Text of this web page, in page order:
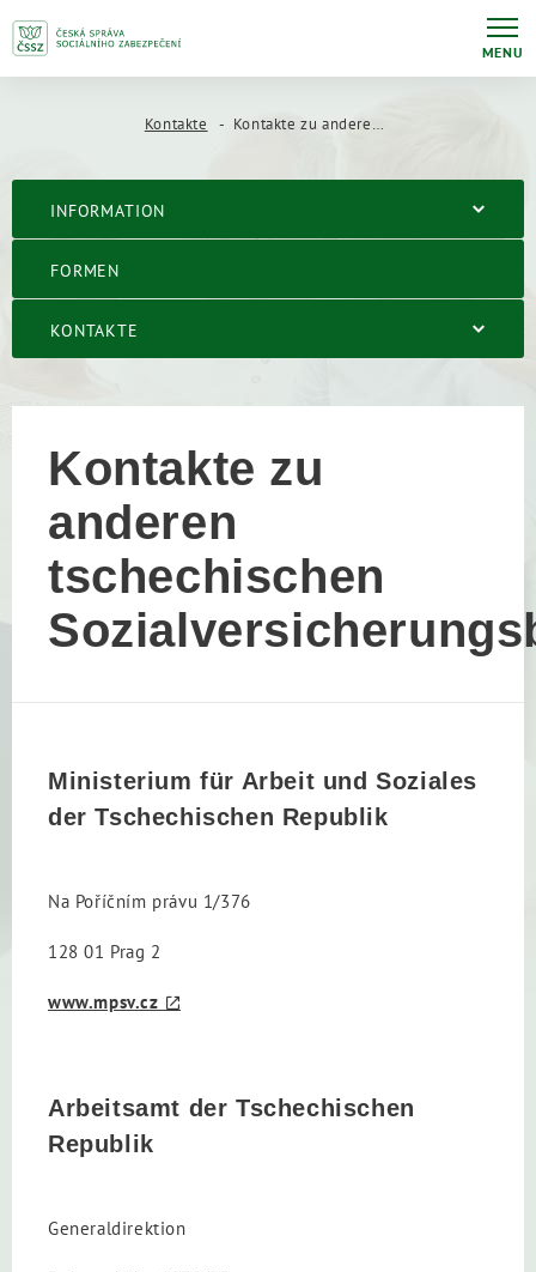
MENU
Kontakte Kontakte zu anderen tschechischen Sozialversicherungsbehörden
INFORMATION
FORMEN
KONTAKTE
Kontakte zu
anderen
tschechischen
Ministerium für Arbeit und Soziales
der Tschechischen Republik
Na Poříčním právu 1/376
128 01 Prag 2
www.mpsv.cz
Arbeitsamt der Tschechischen
Republik
Generaldirektion